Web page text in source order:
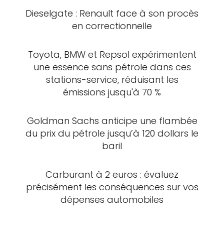
Dieselgate : Renault face à son procès
en correctionnelle
Toyota, BMW et Repsol expérimentent
une essence sans pétrole dans ces
stations-service, réduisant les
émissions jusqu'à 70 %
Goldman Sachs anticipe une flambée
du prix du pétrole jusqu’à 120 dollars le
baril
Carburant à 2 euros : évaluez
précisément les conséquences sur vos
dépenses automobiles